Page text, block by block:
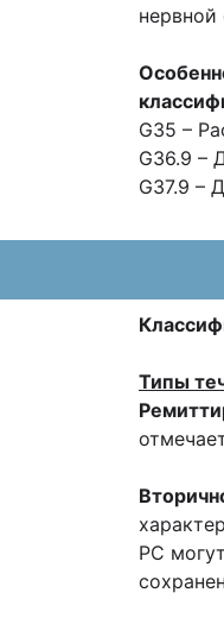
нервной
G35 –
G36.9 –
G37.9 –
Типы
РС